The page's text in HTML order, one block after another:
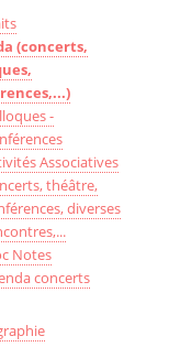
(concerts,
-
Associatives
théâtre,
diverses
Notes
concerts